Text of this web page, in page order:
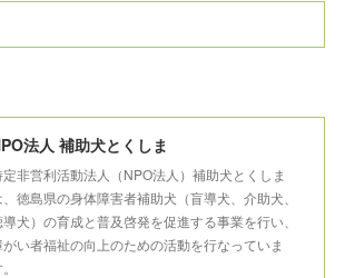
法人 補助犬とくしま
定非営利活動法人（NPO法人）補助犬とくしま
、徳島県の身体障害者補助犬（盲導犬、介助犬、
導犬）の育成と普及啓発を促進する事業を行い、
がい者福祉の向上のための活動を行なっていま